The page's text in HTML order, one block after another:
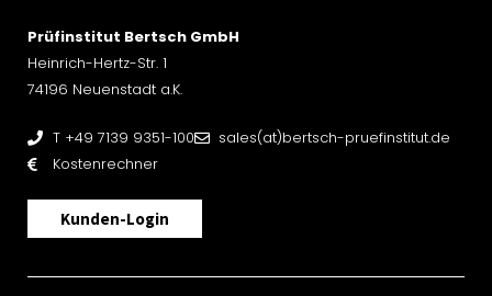
Prüfinstitut Bertsch GmbH
Heinrich-Hertz-Str. 1
74196 Neuenstadt a.K.
T +49 7139 9351-100
sales(at)bertsch-pruefinstitut.de
Kostenrechner
Kunden-Login